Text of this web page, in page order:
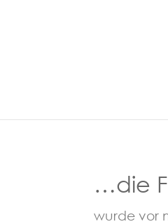
…die
wurde vor